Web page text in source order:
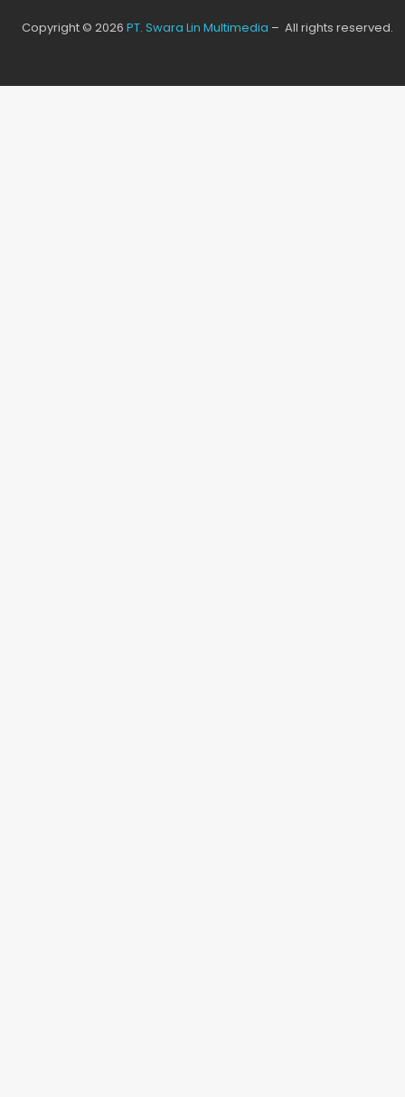
Copyright © 2026 PT. Swara Lin Multimedia – All rights reserved.